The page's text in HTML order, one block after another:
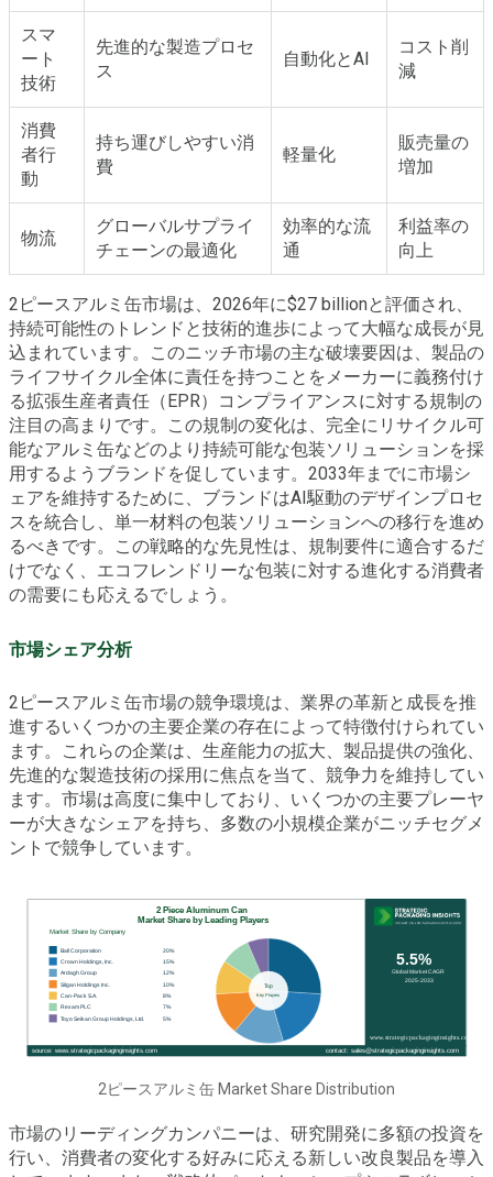
スマ
ート
技術
先進的な製造プロセ
ス
自動化とAI
コスト削
減
消費
者行
動
持ち運びしやすい消
費
軽量化
販売量の
増加
物流
グローバルサプライ
チェーンの最適化
効率的な流
通
利益率の
向上
2ピースアルミ缶市場は、2026年に$27 billionと評価され、
持続可能性のトレンドと技術的進歩によって大幅な成長が見
込まれています。このニッチ市場の主な破壊要因は、製品の
ライフサイクル全体に責任を持つことをメーカーに義務付け
る拡張生産者責任（EPR）コンプライアンスに対する規制の
注目の高まりです。この規制の変化は、完全にリサイクル可
能なアルミ缶などのより持続可能な包装ソリューションを採
用するようブランドを促しています。2033年までに市場シ
ェアを維持するために、ブランドはAI駆動のデザインプロセ
スを統合し、単一材料の包装ソリューションへの移行を進め
るべきです。この戦略的な先見性は、規制要件に適合するだ
けでなく、エコフレンドリーな包装に対する進化する消費者
の需要にも応えるでしょう。
市場シェア分析
2ピースアルミ缶市場の競争環境は、業界の革新と成長を推
進するいくつかの主要企業の存在によって特徴付けられてい
ます。これらの企業は、生産能力の拡大、製品提供の強化、
先進的な製造技術の採用に焦点を当て、競争力を維持してい
ます。市場は高度に集中しており、いくつかの主要プレーヤ
ーが大きなシェアを持ち、多数の小規模企業がニッチセグメ
ントで競争しています。
2ピースアルミ缶 Market Share Distribution
市場のリーディングカンパニーは、研究開発に多額の投資を
行い、消費者の変化する好みに応える新しい改良製品を導入